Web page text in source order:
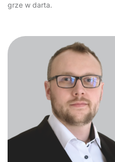
grze w darta.